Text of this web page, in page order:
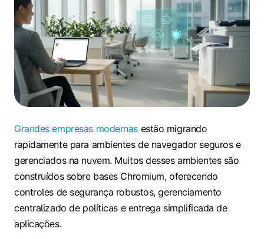
Grandes empresas modernas estão migrando
rapidamente para ambientes de navegador seguros e
gerenciados na nuvem. Muitos desses ambientes são
construídos sobre bases Chromium, oferecendo
controles de segurança robustos, gerenciamento
centralizado de políticas e entrega simplificada de
aplicações.